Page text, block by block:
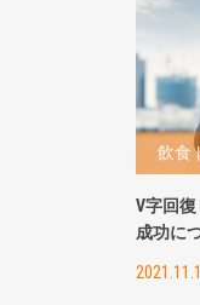
飲食
V字回
成功に